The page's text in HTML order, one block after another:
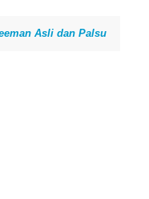
Asli dan Palsu